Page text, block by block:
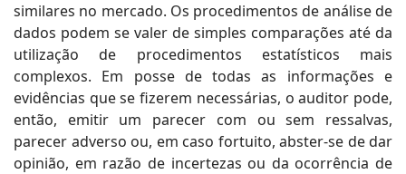
similares no mercado. Os procedimentos de análise de
dados podem se valer de simples comparações até da
utilização de procedimentos estatísticos mais
complexos. Em posse de todas as informações e
evidências que se fizerem necessárias, o auditor pode,
então, emitir um parecer com ou sem ressalvas,
parecer adverso ou, em caso fortuito, abster-se de dar
opinião, em razão de incertezas ou da ocorrência de